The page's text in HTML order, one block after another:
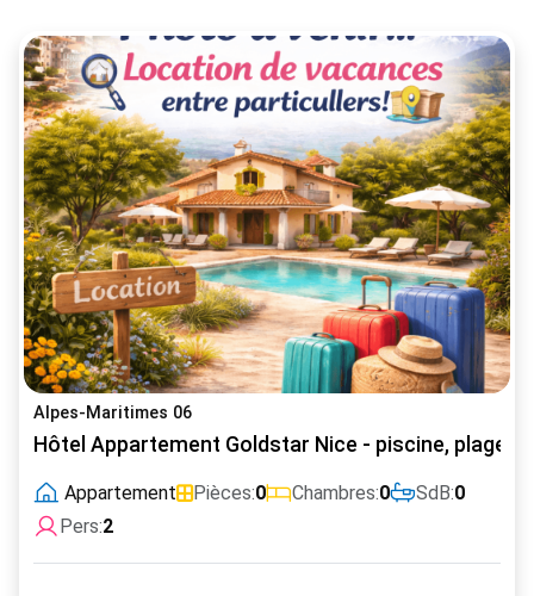
Alpes-Maritimes 06
Hôtel Appartement Goldstar Nice - piscine, plage,
Appartement Pièces:0 Chambres:0 SdB:0
Pers:2